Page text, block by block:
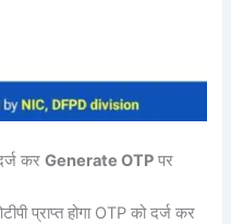
करGenerate OTP पर
प्राप्त होगा OTP को दर्ज कर